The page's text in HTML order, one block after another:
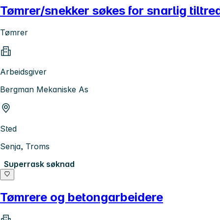
Tømrer/snekker søkes for snarlig
Tømrer
Arbeidsgiver
Bergman Mekaniske As
Sted
Senja, Troms
Superrask søknad
Tømrere og betongarbeidere